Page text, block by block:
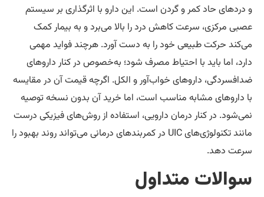
حاد کمر و گردن است. این دارو با اثرگذاری بر سیستم
سرعت کاهش درد را بالا می‌برد و به بیمار کمک
حرکت طبیعی خود را به دست آورد. هرچند فواید مهمی
اما باید با احتیاط مصرف شود؛ به‌خصوص در کنار داروهای
داروهای خواب‌آور و الکل. اگرچه قیمت آن در مقایسه
مشابه مناسب است، اما خرید آن بدون نسخه توصیه
در کنار درمان دارویی، استفاده از روش‌های فیزیکی درست
مانند تکنولوژی‌های UIC در کمربندهای درمانی می‌تواند روند بهبود را
دهد.
متداول